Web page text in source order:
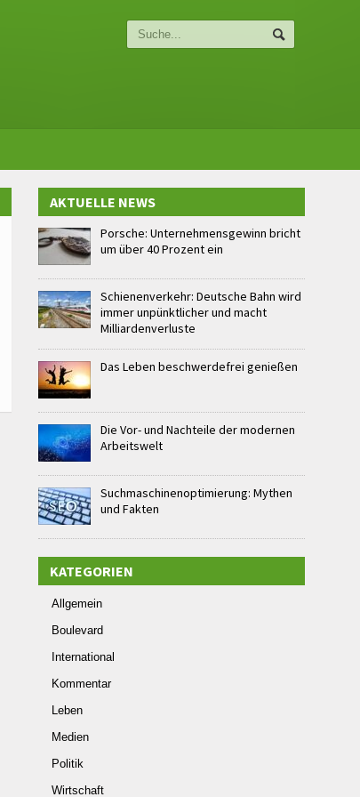
AKTUELLE NEWS
Porsche: Unternehmensgewinn bricht
um über 40 Prozent ein
Schienenverkehr: Deutsche Bahn wird
immer unpünktlicher und macht
Milliardenverluste
Das Leben beschwerdefrei genießen
Die Vor- und Nachteile der modernen
Arbeitswelt
Suchmaschinenoptimierung: Mythen
und Fakten
KATEGORIEN
Allgemein
Boulevard
International
Kommentar
Leben
Medien
Politik
Wirtschaft